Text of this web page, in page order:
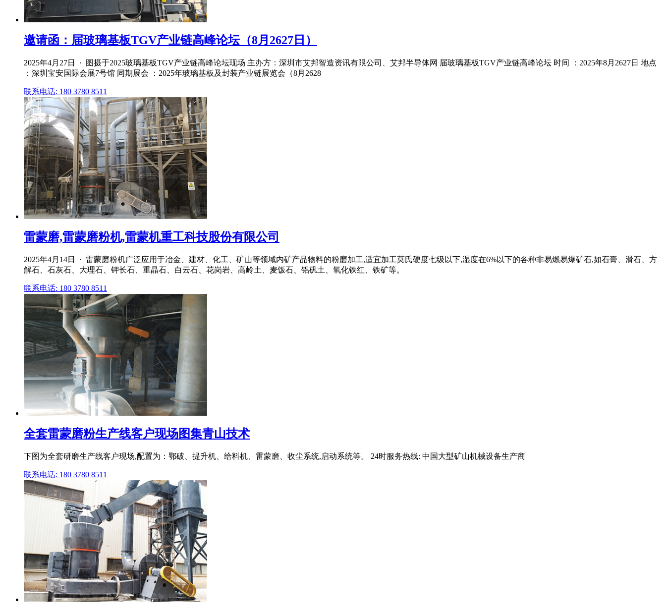
邀请函：届玻璃基板TGV产业链高峰论坛（8月2627日）
2025年4月27日 · 图摄于2025玻璃基板TGV产业链高峰论坛现场 主办方：深圳市艾邦智造资讯有限公司、艾邦半导体网 届玻璃基板TGV产业链高峰论坛 时间 ：2025年8月2627日 地点
：深圳宝安国际会展7号馆 同期展会 ：2025年玻璃基板及封装产业链展览会（8月2628
联系电话: 180 3780 8511
雷蒙磨,雷蒙磨粉机,雷蒙机重工科技股份有限公司
2025年4月14日 · 雷蒙磨粉机广泛应用于冶金、建材、化工、矿山等领域内矿产品物料的粉磨加工,适宜加工莫氏硬度七级以下,湿度在6%以下的各种非易燃易爆矿石,如石膏、滑石、方
解石、石灰石、大理石、钾长石、重晶石、白云石、花岗岩、高岭土、麦饭石、铝矾土、氧化铁红、铁矿等。
联系电话: 180 3780 8511
全套雷蒙磨粉生产线客户现场图集青山技术
下图为全套研磨生产线客户现场,配置为：鄂破、提升机、给料机、雷蒙磨、收尘系统,启动系统等。 24时服务热线: 中国大型矿山机械设备生产商
联系电话: 180 3780 8511